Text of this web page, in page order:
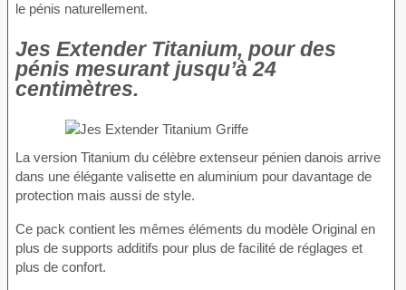
le pénis naturellement.
Jes Extender Titanium, pour des
pénis mesurant jusqu’à 24
centimètres.
La version Titanium du célèbre extenseur pénien danois arrive
dans une élégante valisette en aluminium pour davantage de
protection mais aussi de style.
Ce pack contient les mêmes éléments du modèle Original en
plus de supports additifs pour plus de facilité de réglages et
plus de confort.